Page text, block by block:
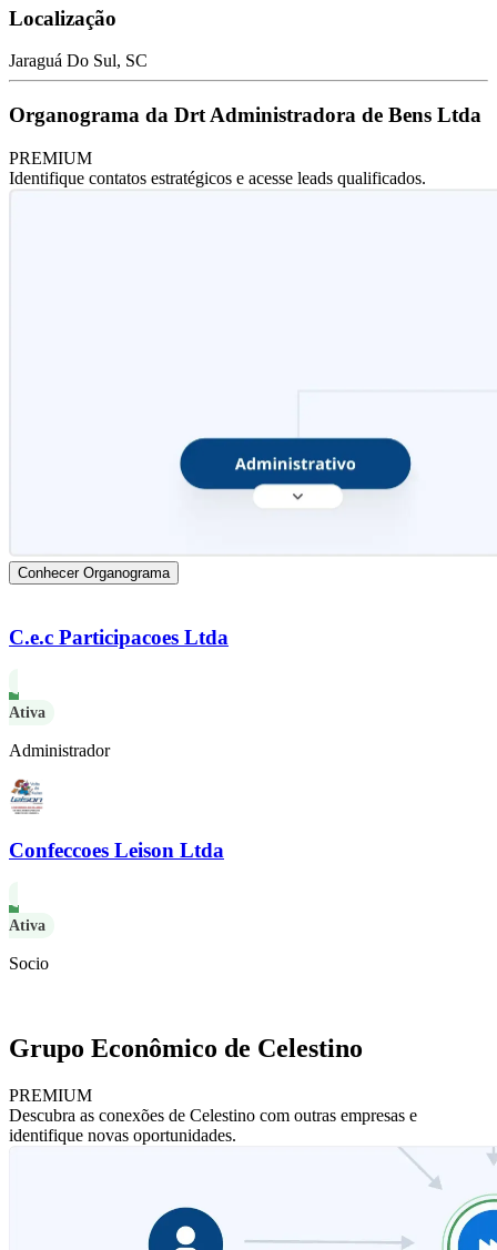
Localização
Jaraguá Do Sul, SC
Organograma da Drt Administradora de Bens Ltda
PREMIUM
Identifique contatos estratégicos e acesse leads qualificados.
Conhecer Organograma
C.e.c Participacoes Ltda
Ativa
Administrador
Confeccoes Leison Ltda
Ativa
Socio
Grupo Econômico de Celestino
PREMIUM
Descubra as conexões de Celestino com outras empresas e
identifique novas oportunidades.